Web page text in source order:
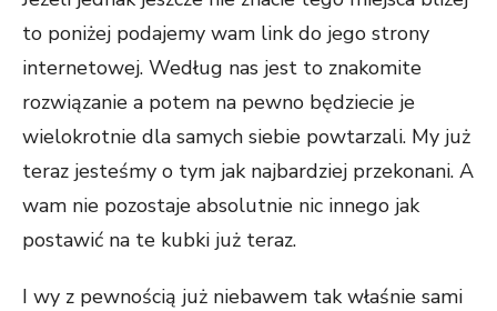
to poniżej podajemy wam link do jego strony
internetowej. Według nas jest to znakomite
rozwiązanie a potem na pewno będziecie je
wielokrotnie dla samych siebie powtarzali. My już
teraz jesteśmy o tym jak najbardziej przekonani. A
wam nie pozostaje absolutnie nic innego jak
postawić na te kubki już teraz.
I wy z pewnością już niebawem tak właśnie sami